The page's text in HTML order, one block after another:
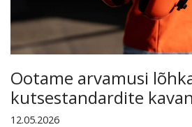
Ootame arvamusi
kutsestandardite
12.05.2026